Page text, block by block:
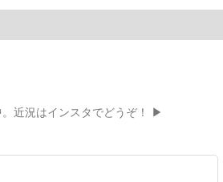
近況はインスタでどうぞ！ ▶